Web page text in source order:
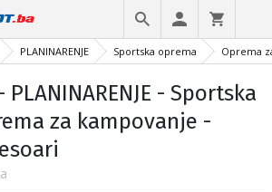
PLANINARENJE Sportska oprema Oprema
- Sportska
za kampovanje -